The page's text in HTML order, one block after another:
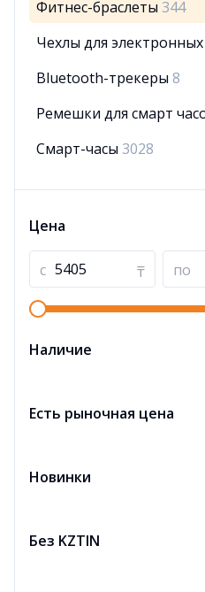
Фитнес-браслеты 344
Чехлы для
Bluetooth-трекеры 8
Ремешки для смарт
Смарт-часы 3028
Блоки питания для
Системы нагревания
Смарт-очки
Рации и радиостанции
Аксессуары для раций и
Цена
с ₸ по
Наличие
Есть рыночная цена
Новинки
Без KZTIN